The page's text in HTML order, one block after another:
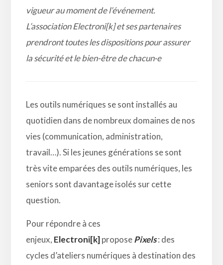
vigueur au moment de l’événement.
L’association Electroni[k] et ses partenaires
prendront toutes les dispositions pour assurer
la sécurité et le bien-être de chacun·e
Les outils numériques se sont installés au
quotidien dans de nombreux domaines de nos
vies (communication, administration,
travail…). Si les jeunes générations se sont
très vite emparées des outils numériques, les
seniors sont davantage isolés sur cette
question.
Pour répondre à ces
enjeux, Electroni[k]proposePixels: des
cycles d’ateliers numériques à destination des